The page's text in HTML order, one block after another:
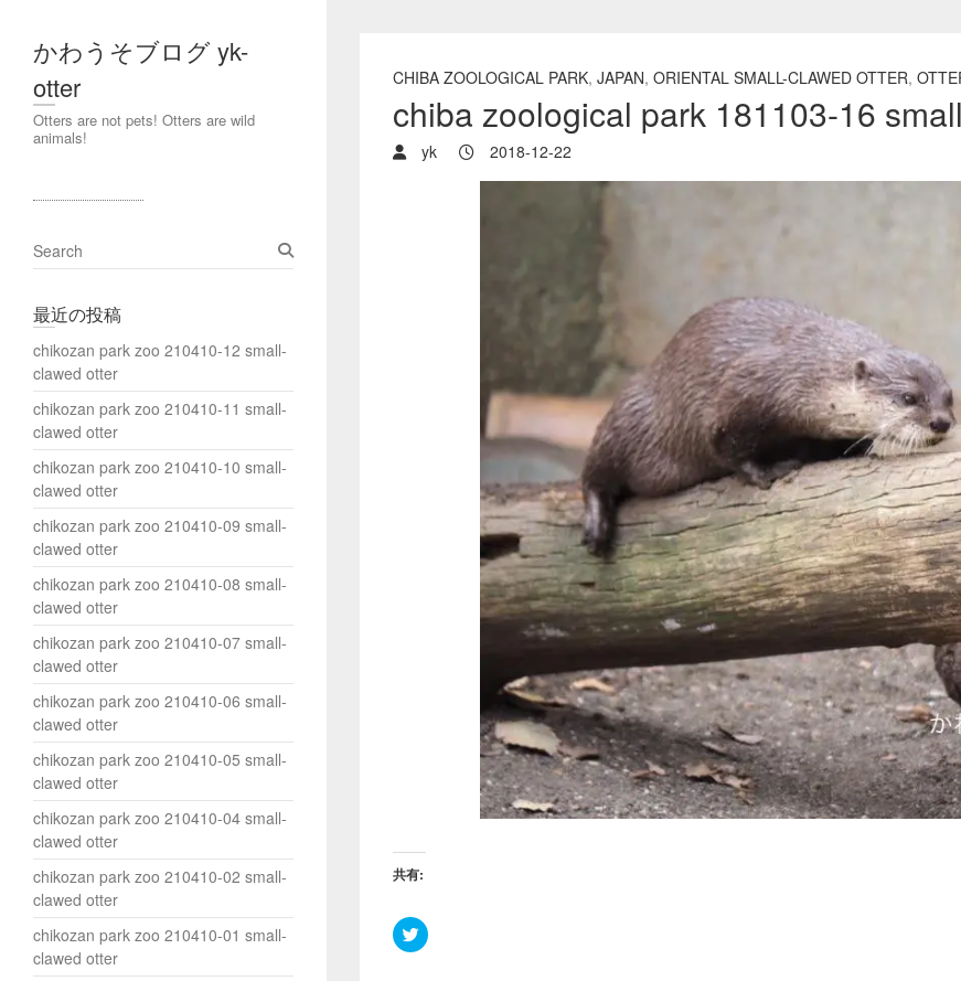
かわうそブログ yk-
otter
Otters are not pets! Otters are wild
animals!
CHIBA ZOOLOGICAL PARK, JAPAN, ORIENTAL SMALL-CLAWED OTTER,
chiba zoological park 181103-16
yk 2018-12-22
共有:
ク
リ
S
e
r
h
最近の投稿
chikozan park zoo 210410-12 small-
clawed otter
chikozan park zoo 210410-11 small-
clawed otter
chikozan park zoo 210410-10 small-
clawed otter
chikozan park zoo 210410-09 small-
clawed otter
chikozan park zoo 210410-08 small-
clawed otter
chikozan park zoo 210410-07 small-
clawed otter
chikozan park zoo 210410-06 small-
clawed otter
chikozan park zoo 210410-05 small-
clawed otter
chikozan park zoo 210410-04 small-
clawed otter
chikozan park zoo 210410-02 small-
clawed otter
chikozan park zoo 210410-01 small-
clawed otter